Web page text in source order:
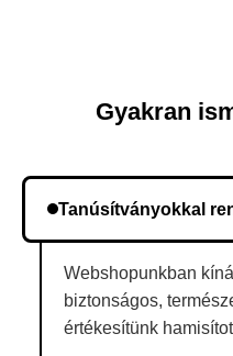
Gyakran
Tanúsítványokkal
Webshopunkban
biztonságos,
értékesítünk